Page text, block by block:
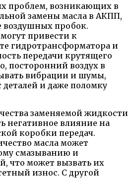
проблем, возникающих в
замены масла в АКПП,
воздушных пробок.
привести к
гидротрансформатора и
передачи крутящего
посторонний воздух в
вибрации и шумы,
и даже поломку
заменяемой жидкости
негативное влияние на
коробки передач.
масла может
смазыванию и
что может вызвать их
износ. С другой